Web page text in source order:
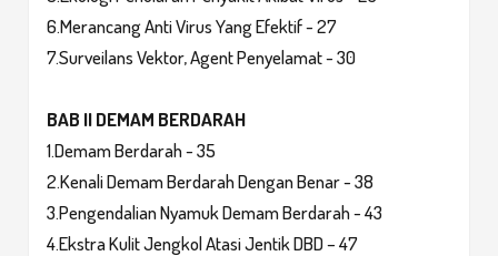
6.Merancang Anti Virus Yang Efektif - 27
7.Surveilans Vektor, Agent Penyelamat - 30
BAB II DEMAM BERDARAH
1.Demam Berdarah - 35
2.Kenali Demam Berdarah Dengan Benar - 38
3.Pengendalian Nyamuk Demam Berdarah - 43
4.Ekstra Kulit Jengkol Atasi Jentik DBD – 47